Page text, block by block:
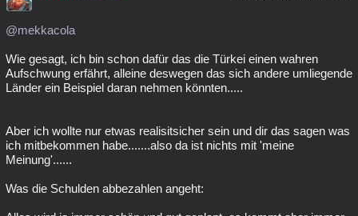
@mekkacola
Wie gesagt, ich bin schon dafür das die Türkei einen wahren
Aufschwung erfährt, alleine deswegen das sich andere umliegende
Länder ein Beispiel daran nehmen könnten.....
Aber ich wollte nur etwas realisitsicher sein und dir das sagen was
ich mitbekommen habe.......also da ist nichts mit 'meine
Meinung'......
Was die Schulden abbezahlen angeht: